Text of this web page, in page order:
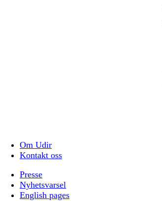
Om Udir
Kontakt oss
Presse
Nyhetsvarsel
English pages